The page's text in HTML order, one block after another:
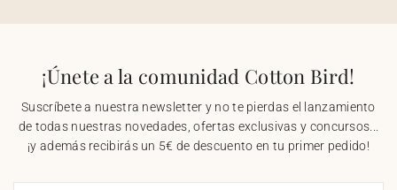
¡Únete a la comunidad Cotton Bird!
Suscríbete a nuestra newsletter y no te pierdas el lanzamiento
de todas nuestras novedades, ofertas exclusivas y concursos...
¡y además recibirás un 5€ de descuento en tu primer pedido!